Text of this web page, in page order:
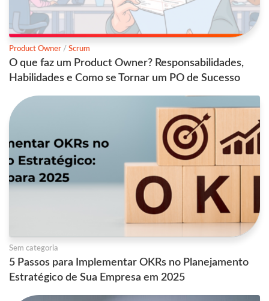
Product Owner / Scrum
O que faz um Product Owner? Responsabilidades,
Habilidades e Como se Tornar um PO de Sucesso
Sem categoria
5 Passos para Implementar OKRs no Planejamento
Estratégico de Sua Empresa em 2025